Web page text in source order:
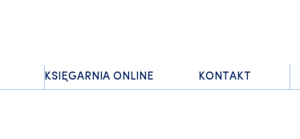
KSIĘGARNIA ONLINE KONTAKT